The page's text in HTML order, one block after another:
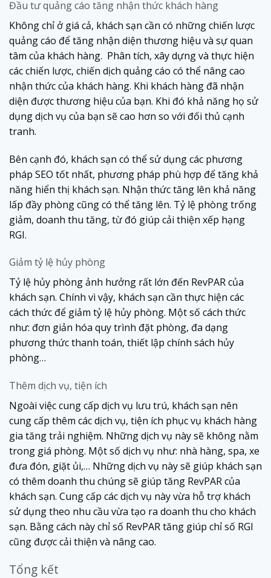
Đầu tư quảng cáo tăng nhận thức khách hàng
Không chỉ ở giá cả, khách sạn cần có những chiến lược
quảng cáo để tăng nhận diện thương hiệu và sự quan
tâm của khách hàng. Phân tích, xây dựng và thực hiện
các chiến lược, chiến dịch quảng cáo có thể nâng cao
nhận thức của khách hàng. Khi khách hàng đã nhận
diện được thương hiệu của bạn. Khi đó khả năng họ sử
dụng dịch vụ của bạn sẽ cao hơn so với đối thủ cạnh
tranh.
Bên cạnh đó, khách sạn có thể sử dụng các phương
pháp SEO tốt nhất, phương pháp phù hợp để tăng khả
năng hiển thị khách sạn. Nhận thức tăng lên khả năng
lấp đầy phòng cũng có thể tăng lên. Tỷ lệ phòng trống
giảm, doanh thu tăng, từ đó giúp cải thiện xếp hạng
RGI.
Giảm tỷ lệ hủy phòng
Tỷ lệ hủy phòng ảnh hưởng rất lớn đến RevPAR của
khách sạn. Chính vì vậy, khách sạn cần thực hiện các
cách thức để giảm tỷ lệ hủy phòng. Một số cách thức
như: đơn giản hóa quy trình đặt phòng, đa dạng
phương thức thanh toán, thiết lập chính sách hủy
phòng…
Thêm dịch vụ, tiện ích
Ngoài việc cung cấp dịch vụ lưu trú, khách sạn nên
cung cấp thêm các dịch vụ, tiện ích phục vụ khách hàng
gia tăng trải nghiệm. Những dịch vụ này sẽ không nằm
trong giá phòng. Một số dịch vụ như: nhà hàng, spa, xe
đưa đón, giặt ủi,… Những dịch vụ này sẽ giúp khách sạn
có thêm doanh thu chúng sẽ giúp tăng RevPAR của
khách sạn. Cung cấp các dịch vụ này vừa hỗ trợ khách
sử dụng theo nhu cầu vừa tạo ra doanh thu cho khách
sạn. Bằng cách này chỉ số RevPAR tăng giúp chỉ số RGI
cũng được cải thiện và nâng cao.
Tổng kết